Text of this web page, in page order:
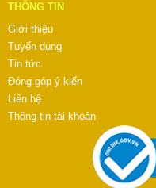
THÔNG TIN
Giới thiệu
Tuyển dụng
Tin tức
Đóng góp ý kiến
Liên hệ
Thông tin tài khoản